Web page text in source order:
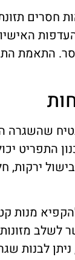
חסרים
התאמת
שהשגרה
ירקות,
מנות
מזונות
לבנות